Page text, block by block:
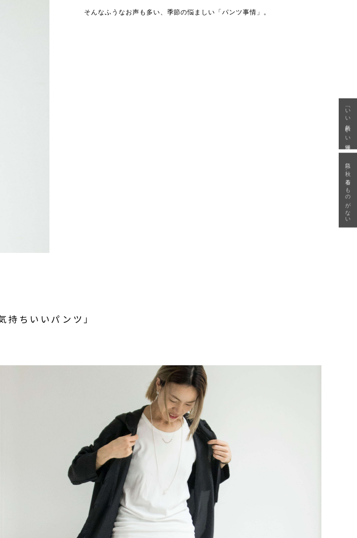
そんなふうなお声も多い、季節の悩ましい「パンツ事情」。
持ちいいパンツ」
「いい年齢 いい洋服」
急に秋、着るものがない